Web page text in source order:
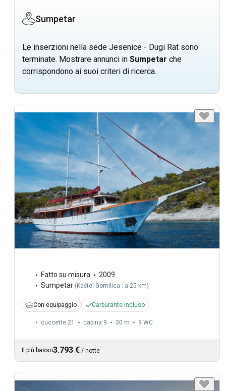
Sumpetar
Le inserzioni nella sede Jesenice - Dugi Rat sono
terminate. Mostrare annunci in Sumpetar che
corrispondono ai suoi criteri di ricerca.
Fatto su misura
2009
Sumpetar ( Kaštel Gomilica : a 25 km)
Con equipaggio Carburante incluso
cuccette 21 cabina 9 30 m 9 WC
Il più basso3.793 € / notte